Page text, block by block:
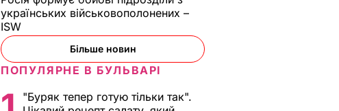
українських військовополонених –
ISW
Більше новин
ПОПУЛЯРНЕ В БУЛЬВАРІ
"Буряк тепер готую тільки так".